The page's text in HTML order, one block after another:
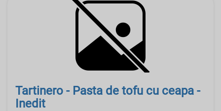
Tartinero - Pasta de tofu cu ceapa -
Inedit